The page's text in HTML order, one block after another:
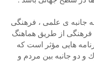
جانبه ی علمی ، فرهنگی
از طریق هماهنگ
هایی مؤثر است كه
دو جانبه بین مردم و